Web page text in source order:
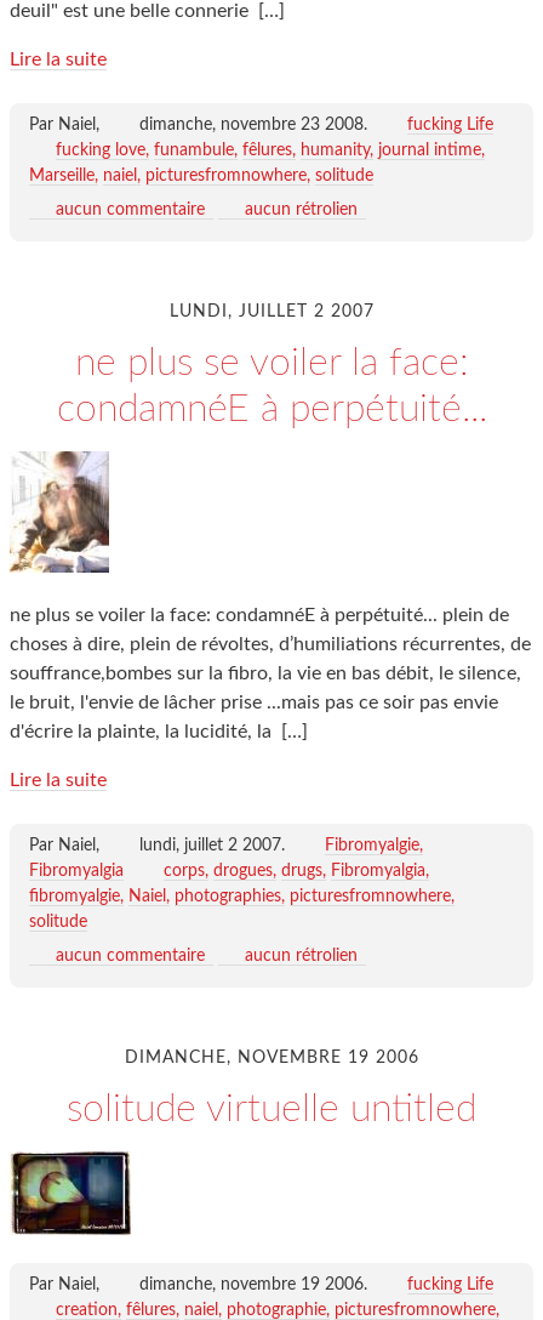
deuil" est une belle connerie
[…]
Lire la suite
Par Naiel, dimanche, novembre 23 2008.
fucking Life
fucking love funambule fêlures humanity journal intime
Marseille naiel picturesfromnowhere solitude
aucun commentaire
aucun rétrolien
LUNDI, JUILLET 2 2007
ne plus se voiler la face:
condamnéE à perpétuité...
ne plus se voiler la face: condamnéE à perpétuité... plein de
choses à dire, plein de révoltes, d’humiliations récurrentes, de
souffrance,bombes sur la fibro, la vie en bas débit, le silence,
le bruit, l'envie de lâcher prise ...mais pas ce soir pas envie
d'écrire la plainte, la lucidité, la
[…]
Lire la suite
Par Naiel, lundi, juillet 2 2007.
Fibromyalgie,
Fibromyalgia
corps drogues drugs
Fibromyalgia
fibromyalgie
Naiel photographies picturesfromnowhere
solitude
aucun commentaire
aucun rétrolien
DIMANCHE, NOVEMBRE 19 2006
solitude virtuelle untitled
Par Naiel, dimanche, novembre 19 2006.
fucking Life
creation fêlures naiel photographie picturesfromnowhere